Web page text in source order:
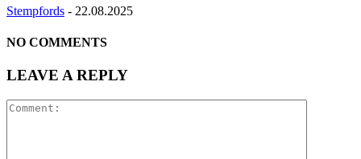
Stempfords - 22.08.2025
NO COMMENTS
LEAVE A REPLY